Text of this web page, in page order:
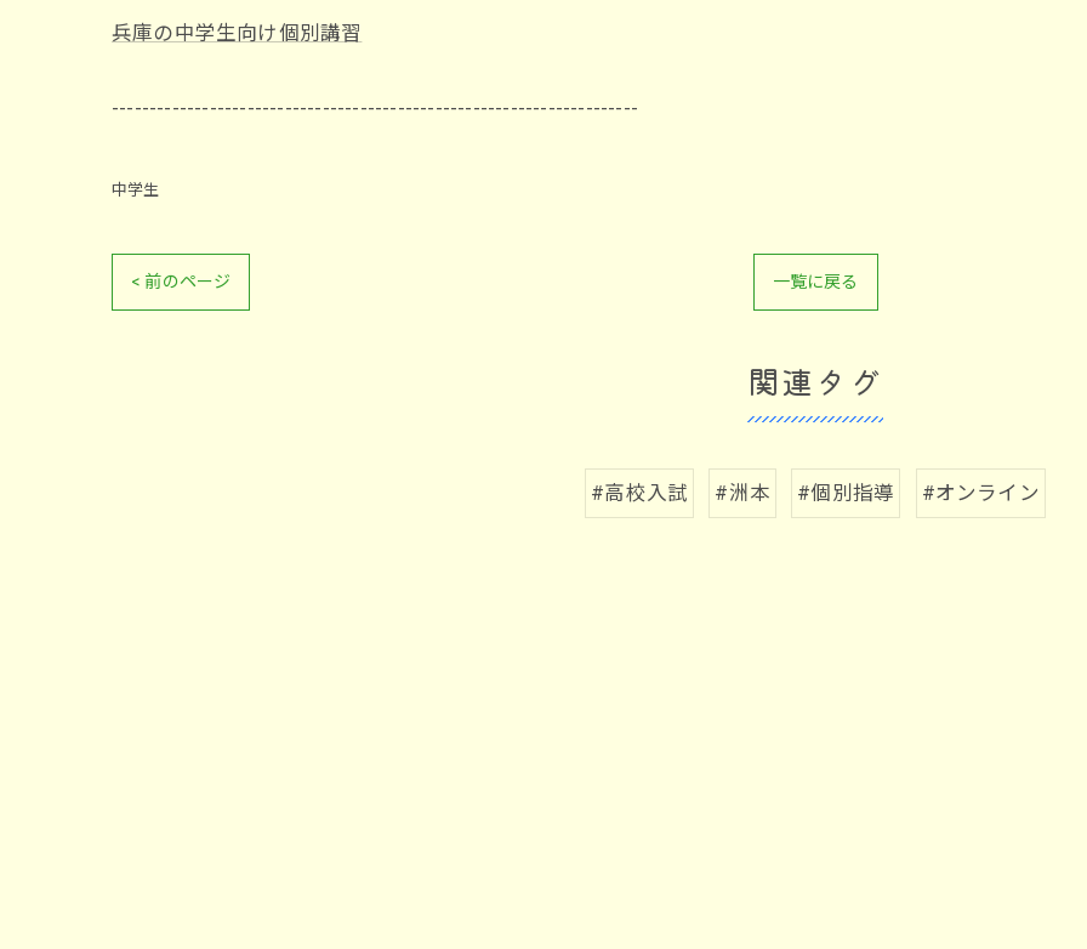
兵庫の中学生向け個別講習
----------------------------------------------------------------------
中学生
< 前のページ 一覧に戻る
関連タグ
#高校入試 #洲本 #個別指導 #オンライン